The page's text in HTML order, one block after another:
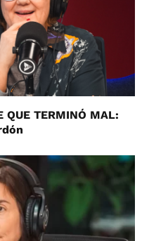
QUE TERMINÓ MAL: